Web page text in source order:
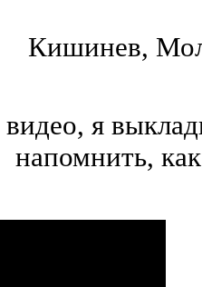
я
напомнить,